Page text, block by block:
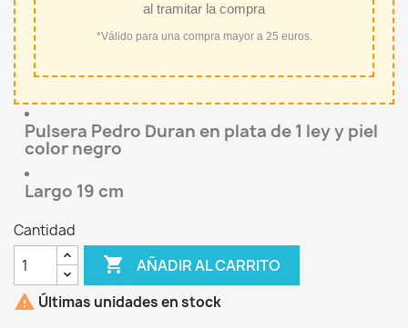
al tramitar la compra
*Válido para una compra mayor a 25 euros.
Pulsera Pedro Duran en plata de 1 ley y piel
color negro
Largo 19 cm
Cantidad
 AÑADIR AL CARRITO
 Últimas unidades en stock